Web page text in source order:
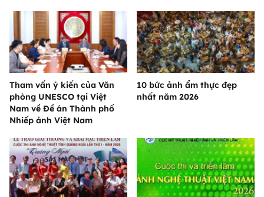
Tham vấn ý kiến của Văn
phòng UNESCO tại Việt
Nam về Đề án Thành phố
Nhiếp ảnh Việt Nam
10 bức ảnh ẩm thực đẹp
nhất năm 2026